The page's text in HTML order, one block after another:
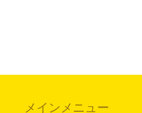
メインメニュー